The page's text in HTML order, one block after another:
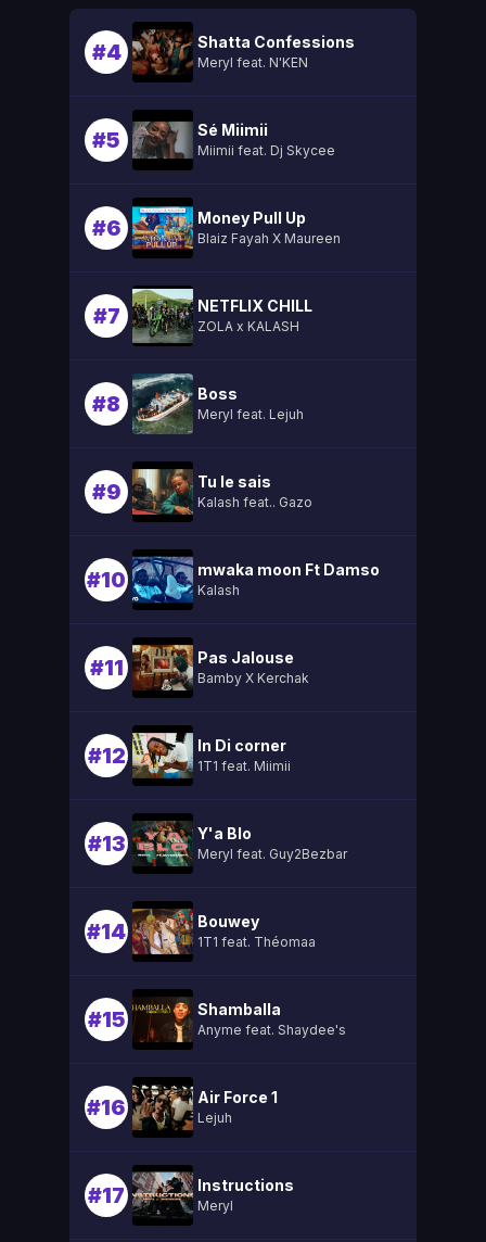
#4 Shatta Confessions
Meryl feat. N'KEN
#5 Sé Miimii
Miimii feat. Dj Skycee
#6 Money Pull Up
Blaiz Fayah X Maureen
#7 NETFLIX CHILL
ZOLA x KALASH
#8 Boss
Meryl feat. Lejuh
#9 Tu le sais
Kalash feat.. Gazo
#10 mwaka moon Ft Damso
Kalash
#11 Pas Jalouse
Bamby X Kerchak
#12 In Di corner
1T1 feat. Miimii
#13 Y'a Blo
Meryl feat. Guy2Bezbar
#14 Bouwey
1T1 feat. Théomaa
#15 Shamballa
Anyme feat. Shaydee's
#16 Air Force 1
Lejuh
#17 Instructions
Meryl